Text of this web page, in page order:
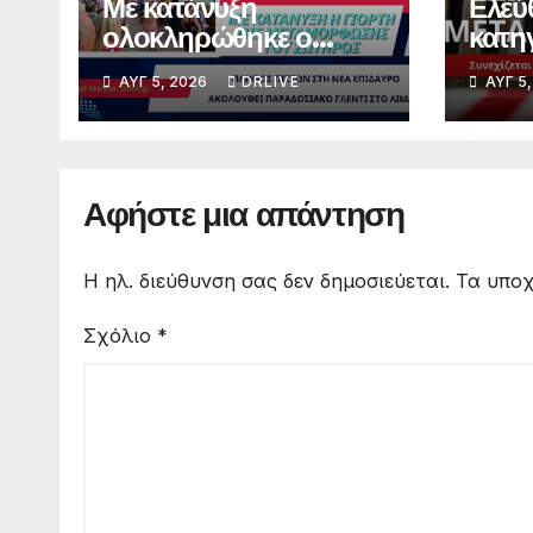
Με κατάνυξη
ολοκληρώθηκε ο
πανηγυρικός
εσπερινός στη Νέα
Επίδαυρο – Πλήθος
Σωτήρος
ΑΥΓ 5, 2026 DRLIVE
31ης
ΑΥΓ
Αφήστε μια απάντηση
Η ηλ. διεύθυνση σας δεν δημοσιεύεται. Τα
Σχόλιο *